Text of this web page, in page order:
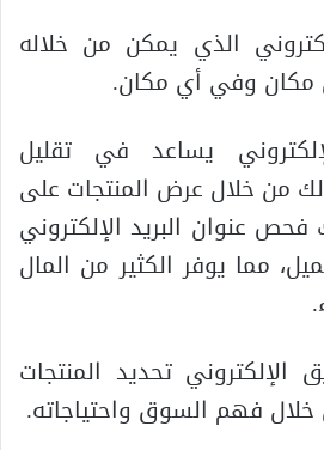
الذي يمكن من خلاله
مكان وفي أي مكان.
يساعد في تقليل
من خلال عرض المنتجات على
عنوان البريد الإلكتروني
مما يوفر الكثير من المال
الإلكتروني تحديد المنتجات
خلال فهم السوق واحتياجاته.